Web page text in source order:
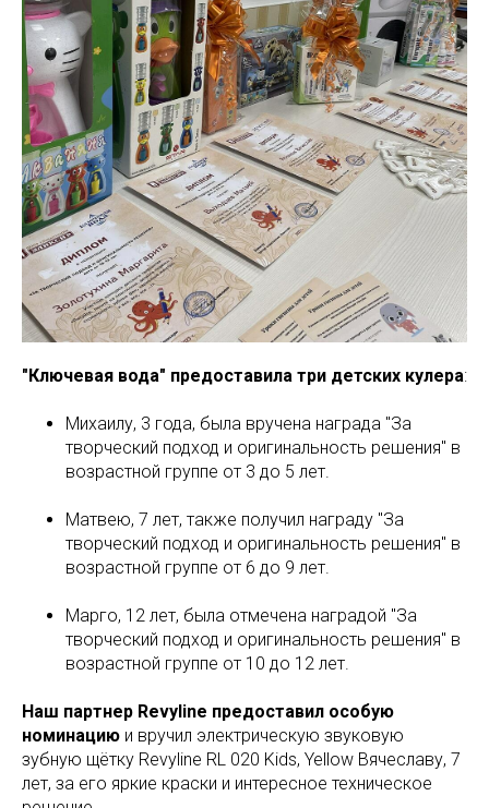
"Ключевая вода" предоставила три детских кулера:
Михаилу, 3 года, была вручена награда "За
творческий подход и оригинальность решения" в
возрастной группе от 3 до 5 лет.
Матвею, 7 лет, также получил награду "За
творческий подход и оригинальность решения" в
возрастной группе от 6 до 9 лет.
Марго, 12 лет, была отмечена наградой "За
творческий подход и оригинальность решения" в
возрастной группе от 10 до 12 лет.
Наш партнер Revyline предоставил особую
номинацию и вручил электрическую звуковую
зубную щётку Revyline RL 020 Kids, Yellow Вячеславу, 7
лет, за его яркие краски и интересное техническое